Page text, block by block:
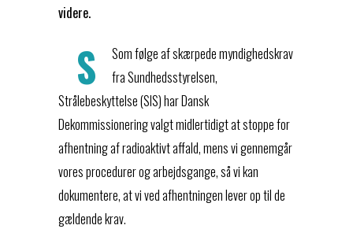
videre.
S
Som følge af skærpede myndighedskrav
fra Sundhedsstyrelsen,
Strålebeskyttelse (SIS) har Dansk
Dekommissionering valgt midlertidigt at stoppe for
afhentning af radioaktivt affald, mens vi gennemgår
vores procedurer og arbejdsgange, så vi kan
dokumentere, at vi ved afhentningen lever op til de
gældende krav.